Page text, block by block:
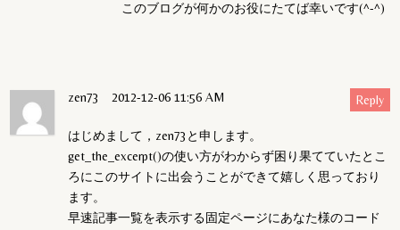
このブログが何かのお役にたてば幸いです(^-^)
zen73 2012-12-06 11:56 AM
はじめまして，zen73と申します。
get_the_excerpt()の使い方がわからず困り果てていたとこ
ろにこのサイトに出会うことができて嬉しく思っており
ます。
早速記事一覧を表示する固定ページにあなた様のコード
Reply